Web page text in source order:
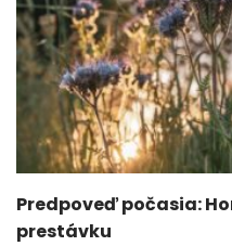
Predpoveď počasia:
prestávku